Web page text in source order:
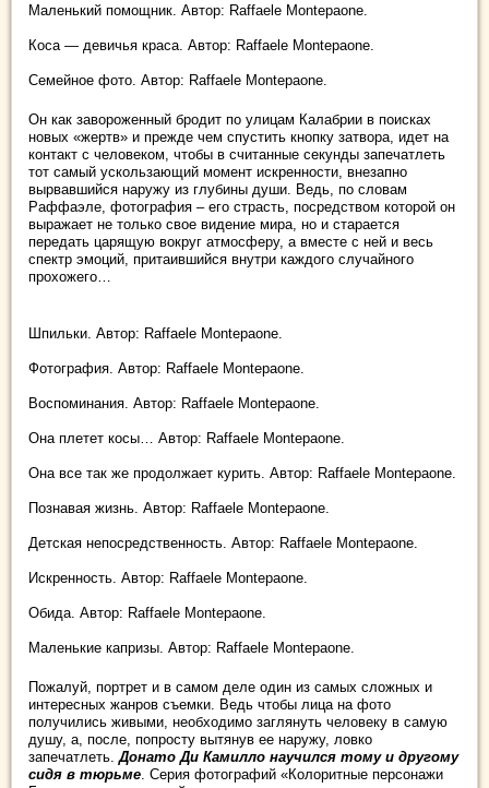
Маленький помощник. Автор: Raffaele Montepaone.
Коса — девичья краса. Автор: Raffaele Montepaone.
Семейное фото. Автор: Raffaele Montepaone.
Он как завороженный бродит по улицам Калабрии в поисках
новых «жертв» и прежде чем спустить кнопку затвора, идет на
контакт с человеком, чтобы в считанные секунды запечатлеть
тот самый ускользающий момент искренности, внезапно
вырвавшийся наружу из глубины души. Ведь, по словам
Раффаэле, фотография – его страсть, посредством которой он
выражает не только свое видение мира, но и старается
передать царящую вокруг атмосферу, а вместе с ней и весь
спектр эмоций, притаившийся внутри каждого случайного
прохожего…
Шпильки. Автор: Raffaele Montepaone.
Фотография. Автор: Raffaele Montepaone.
Воспоминания. Автор: Raffaele Montepaone.
Она плетет косы… Автор: Raffaele Montepaone.
Она все так же продолжает курить. Автор: Raffaele Montepaone.
Познавая жизнь. Автор: Raffaele Montepaone.
Детская непосредственность. Автор: Raffaele Montepaone.
Искренность. Автор: Raffaele Montepaone.
Обида. Автор: Raffaele Montepaone.
Маленькие капризы. Автор: Raffaele Montepaone.
Пожалуй, портрет и в самом деле один из самых сложных и
интересных жанров съемки. Ведь чтобы лица на фото
получились живыми, необходимо заглянуть человеку в самую
душу, а, после, попросту вытянув ее наружу, ловко
запечатлеть. Донато Ди Камилло научился тому и другому
сидя в тюрьме . Серия фотографий «Колоритные персонажи